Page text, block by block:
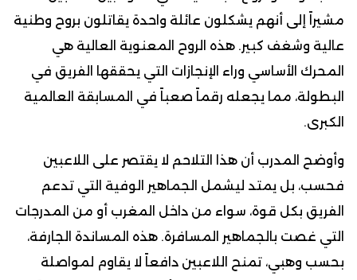
مشيراً إلى أنهم يشكلون عائلة واحدة يقاتلون بروح وطنية
عالية وشغف كبير. هذه الروح المعنوية العالية هي
المحرك الأساسي وراء الإنجازات التي يحققها الفريق في
البطولة، مما يجعله رقماً صعباً في المسابقة العالمية
الكبرى.
وأوضح المدرب أن هذا التلاحم لا يقتصر على اللاعبين
فحسب، بل يمتد ليشمل الجماهير الوفية التي تدعم
الفريق بكل قوة، سواء من داخل المغرب أو من المدرجات
التي غصت بالجماهير المسافرة. هذه المساندة الجارفة،
بحسب وهبي، تمنح اللاعبين دافعاً لا يقاوم لمواصلة